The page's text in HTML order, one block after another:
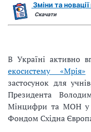
Зміни та
Скачати
В Україні активно
екосистему «Мрія»
застосунок для
Президента
Мінцифри та МОН у
Фондом Східна